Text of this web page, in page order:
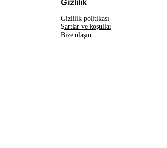
Gizlilik
Gizlilik politikası
Şartlar ve koşullar
Bize ulaşın